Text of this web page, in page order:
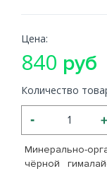
Минерально-
чёрной
Цена:
840 руб
Количество